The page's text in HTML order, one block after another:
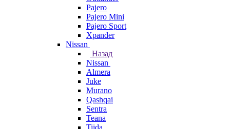
Pajero
Pajero Mini
Pajero Sport
Xpander
Nissan
Назад
Nissan
Almera
Juke
Murano
Qashqai
Sentra
Teana
Tiida